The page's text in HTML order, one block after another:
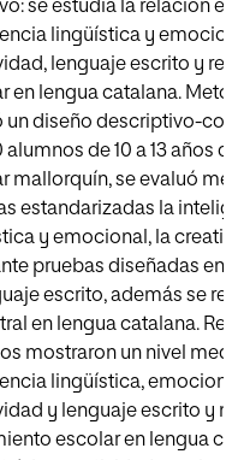
se estudia la relación
lingüística y
lenguaje escrito y
en lengua catalana.
un diseño descriptivo-
alumnos de 10 a 13 años
mallorquín, se evaluó
estandarizadas la
y emocional, la
pruebas diseñadas en
escrito, además se
en lengua catalana.
mostraron un nivel
lingüística,
y lenguaje escrito y
escolar en lengua